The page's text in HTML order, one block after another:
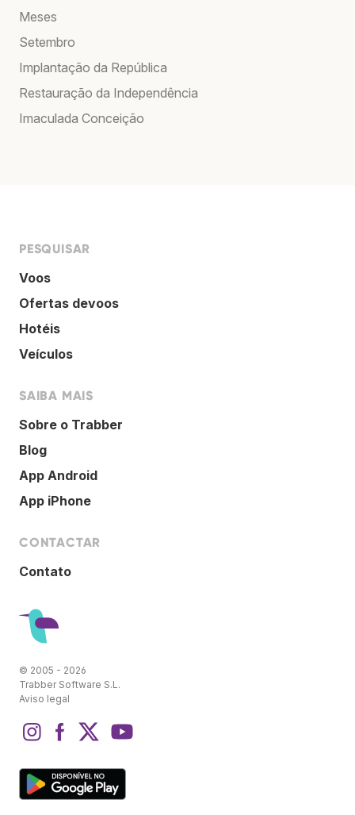
Meses
Setembro
Implantação da República
Restauração da Independência
Imaculada Conceição
PESQUISAR
Voos
Ofertas devoos
Hotéis
Veículos
SAIBA MAIS
Sobre o Trabber
Blog
App Android
App iPhone
CONTACTAR
Contato
© 2005 - 2026
Trabber Software S.L.
Aviso legal